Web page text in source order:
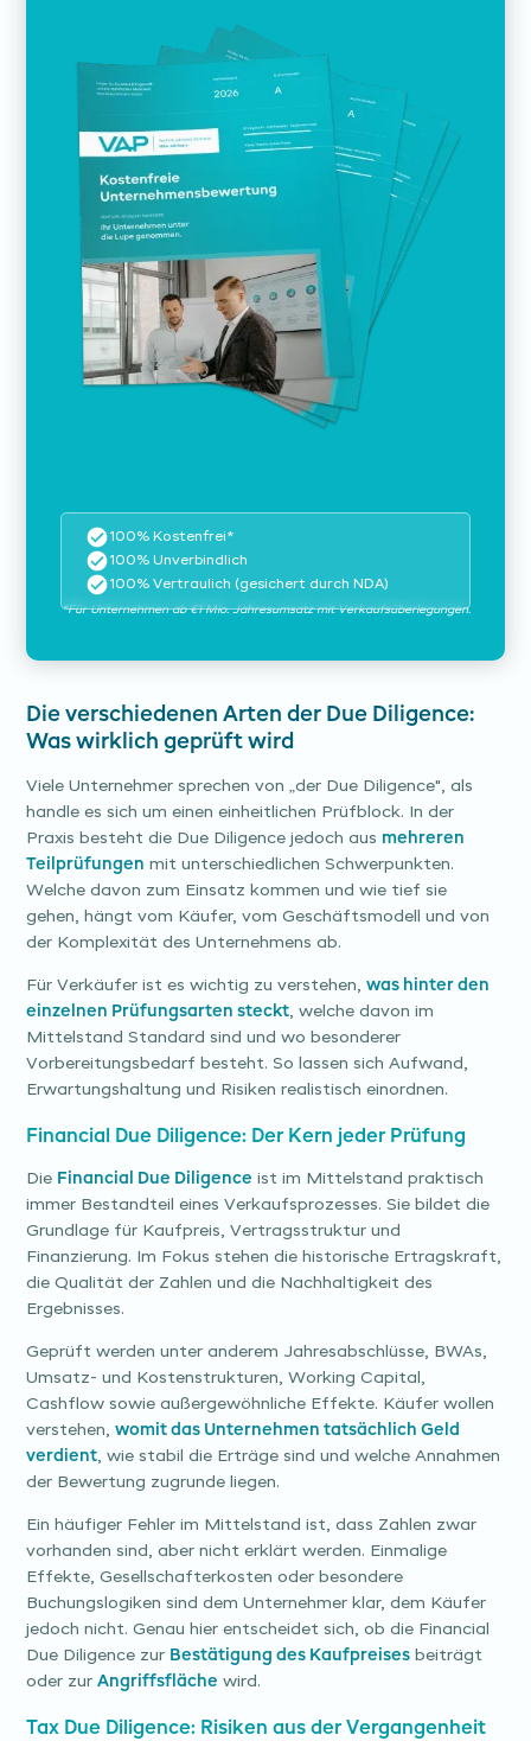
100% Kostenfrei*
100% Unverbindlich
100% Vertraulich (gesichert durch NDA)
*Für Unternehmen ab €1 Mio. Jahresumsatz mit Verkaufsüberlegungen.
Die verschiedenen Arten der Due Diligence:
Was wirklich geprüft wird
Viele Unternehmer sprechen von „der Due Diligence", als
handle es sich um einen einheitlichen Prüfblock. In der
Praxis besteht die Due Diligence jedoch aus mehreren
Teilprüfungen mit unterschiedlichen Schwerpunkten.
Welche davon zum Einsatz kommen und wie tief sie
gehen, hängt vom Käufer, vom Geschäftsmodell und von
der Komplexität des Unternehmens ab.
Für Verkäufer ist es wichtig zu verstehen,was hinter den
einzelnen Prüfungsarten steckt , welche davon im
Mittelstand Standard sind und wo besonderer
Vorbereitungsbedarf besteht. So lassen sich Aufwand,
Erwartungshaltung und Risiken realistisch einordnen.
Financial Due Diligence: Der Kern jeder Prüfung
Die Financial Due Diligence ist im Mittelstand praktisch
immer Bestandteil eines Verkaufsprozesses. Sie bildet die
Grundlage für Kaufpreis, Vertragsstruktur und
Finanzierung. Im Fokus stehen die historische Ertragskraft,
die Qualität der Zahlen und die Nachhaltigkeit des
Ergebnisses.
Geprüft werden unter anderem Jahresabschlüsse, BWAs,
Umsatz- und Kostenstrukturen, Working Capital,
Cashflow sowie außergewöhnliche Effekte. Käufer wollen
verstehen,womit das Unternehmen tatsächlich Geld
verdient , wie stabil die Erträge sind und welche Annahmen
der Bewertung zugrunde liegen.
Ein häufiger Fehler im Mittelstand ist, dass Zahlen zwar
vorhanden sind, aber nicht erklärt werden. Einmalige
Effekte, Gesellschafterkosten oder besondere
Buchungslogiken sind dem Unternehmer klar, dem Käufer
jedoch nicht. Genau hier entscheidet sich, ob die Financial
Due Diligence zur Bestätigung des Kaufpreises beiträgt
oder zurAngriffsfläche wird.
Tax Due Diligence: Risiken aus der Vergangenheit